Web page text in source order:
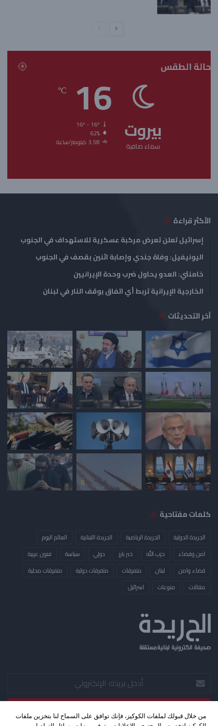
ة
ا
ل
س
ق
ة
ي
ة
حالة الطقس
بيروت
سماء صافية
16
℃
62%
3.58 كيلومتر/ساعة
الأكثر قراءة
إسرائيل تعلن تعرض مركبة عسكرية للاستهداف في الجنوب
اليونيفيل: وفاة جندي وإصابة اثنين بقصف في الجنوب
خامنئي: العدو يحاول ضرب وحدة الإيرانيين
الخارجية الإيرانية تربط أي اتفاق بوقف النار في لبنان
آخر التحديثات
كلمات مفتاحية
الجريدة الدولية الجريدة الرياضية الجريدة اللبنانية
العالم اليوم
امن وقضاء
حزب الله خبر بارز دولي سياسة
فنون عربية
قضاء وامن
لبنان متفرقات متفرقات دولية
متفرقات محلية
مقالات
منوعات ​اسرائيل
أدخل
بريدك
الإلكتروني
من خلال قبولك لملفات الكوكيز، فإنك توافق على السماح لنا بتخزين ملفات